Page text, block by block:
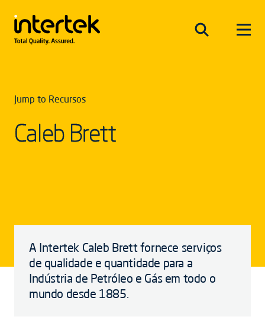
Jump to Recursos
Caleb Brett
A Intertek Caleb Brett fornece serviços
de qualidade e quantidade para a
Indústria de Petróleo e Gás ​​em todo o
mundo desde 1885.